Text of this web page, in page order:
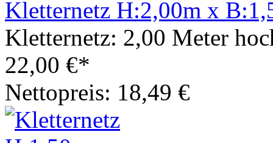
Kletternetz H:2,00m x
Kletternetz: 2,00 Meter
22,00 €*
Nettopreis: 18,49 €